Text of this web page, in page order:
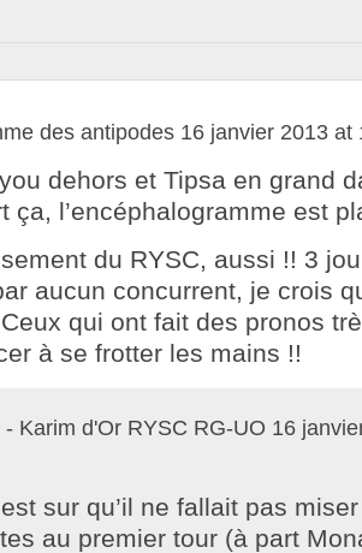
des antipodes 16 janvier 2013 at
dehors et Tipsa en grand
ça, l’encéphalogramme est
du RYSC, aussi !! 3
aucun concurrent, je crois
qui ont fait des pronos
à se frotter les mains !!
- Karim d'Or RYSC RG-UO 16
sur qu’il ne fallait pas
au premier tour (à part